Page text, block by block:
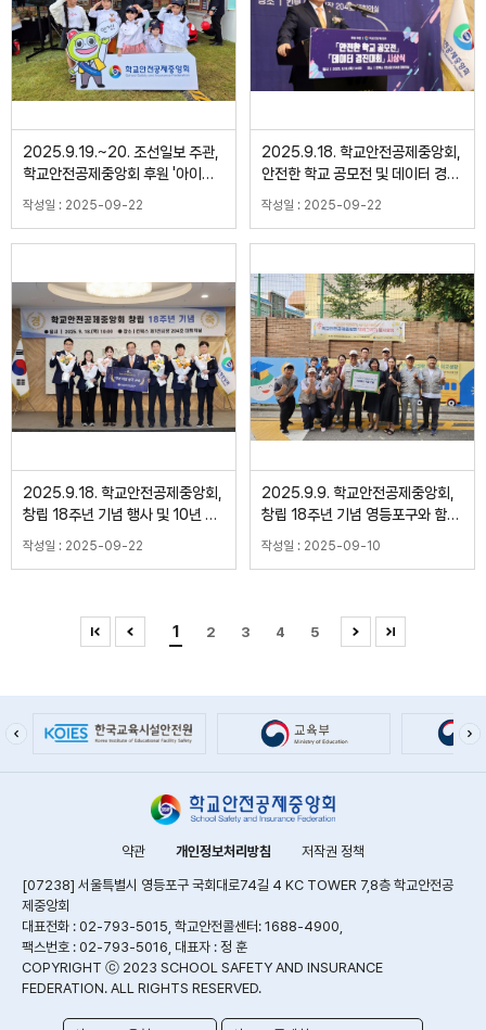
2025.9.19.~20. 조선일보 주관,
학교안전공제중앙회 후원 '아이가
행복입니다 시즌8' 어린이 교통안
작성일 : 2025-09-22
2025.9.18. 학교안전공제중앙회,
안전한 학교 공모전 및 데이터 경진
대회 시상식
작성일 : 2025-09-22
2025.9.18. 학교안전공제중앙회,
창립 18주년 기념 행사 및 10년 이
상 장기근속 직원 표창
작성일 : 2025-09-22
2025.9.9. 학교안전공제중앙회,
창립 18주년 기념 영등포구와 함께
대림중학교 벽화그리기 봉사활동
작성일 : 2025-09-10
1 2 3 4 5
약관 개인정보처리방침 저작권 정책
[07238] 서울특별시 영등포구 국회대로74길 4 KC TOWER 7,8층 학교안전공
제중앙회
대표전화 : 02-793-5015, 학교안전콜센터: 1688-4900,
팩스번호 : 02-793-5016, 대표자 : 정 훈
COPYRIGHT ⓒ 2023 SCHOOL SAFETY AND INSURANCE
FEDERATION. ALL RIGHTS RESERVED.